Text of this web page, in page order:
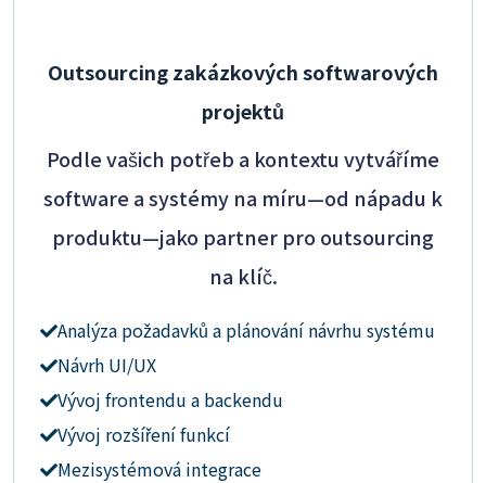
Outsourcing zakázkových softwarových
projektů
Podle vašich potřeb a kontextu vytváříme
software a systémy na míru—od nápadu k
produktu—jako partner pro outsourcing
na klíč.
Analýza požadavků a plánování návrhu systému
Návrh UI/UX
Vývoj frontendu a backendu
Vývoj rozšíření funkcí
Mezisystémová integrace